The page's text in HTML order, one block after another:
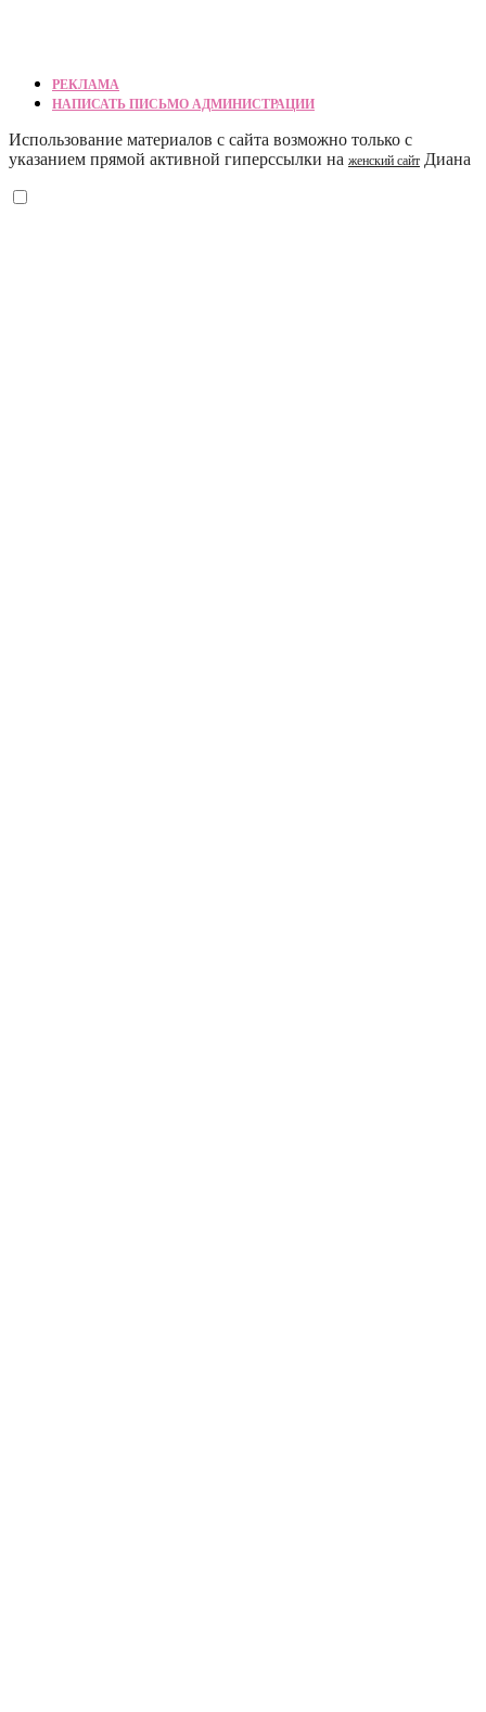
РЕКЛАМА
НАПИСАТЬ ПИСЬМО АДМИНИСТРАЦИИ
Использование материалов с сайта возможно только с
указанием прямой активной гиперссылки на женский сайт Диана